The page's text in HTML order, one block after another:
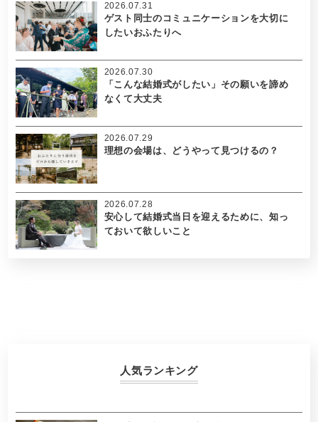
ゲスト同士のコミュニケーションを大切に
したいおふたりへ
2026.07.31
「こんな結婚式がしたい」その願いを諦め
なくて大丈夫
2026.07.30
理想の会場は、どうやって見つけるの？
2026.07.29
安心して結婚式当日を迎えるために、知っ
ておいて欲しいこと
2026.07.28
人気ランキング